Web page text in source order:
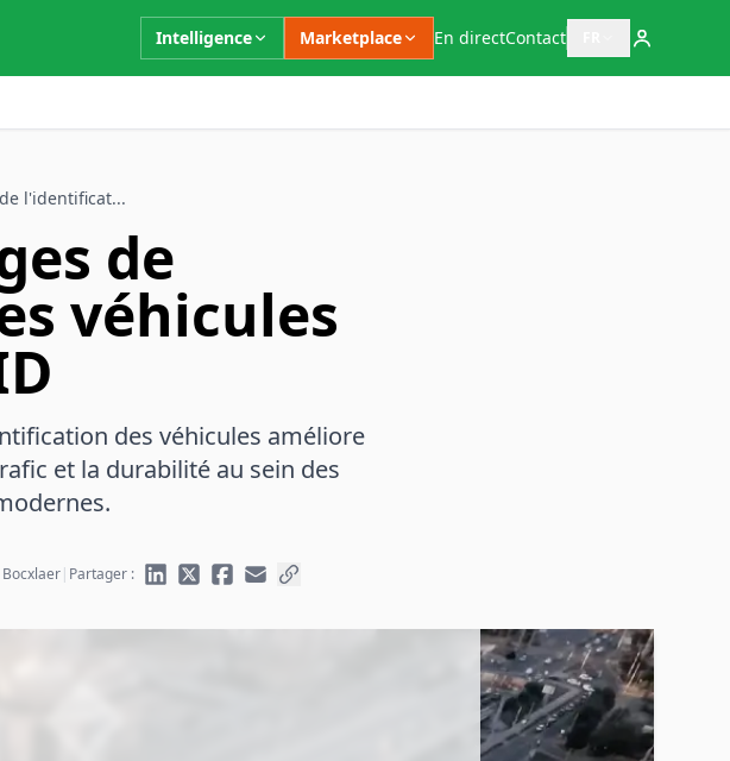
Intelligence Marketplace En directContact Ouvrir le sélecteur
l'identificat...
de
véhicules
des véhicules améliore
et la durabilité au sein des
Bocxlaer| Partager :